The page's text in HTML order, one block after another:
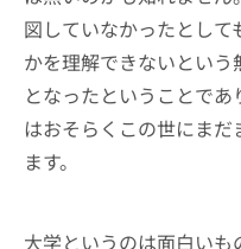
図していなかったとし
かを理解できないとい
となったということで
はおそらくこの世にま
ます。
大学というのは面白い